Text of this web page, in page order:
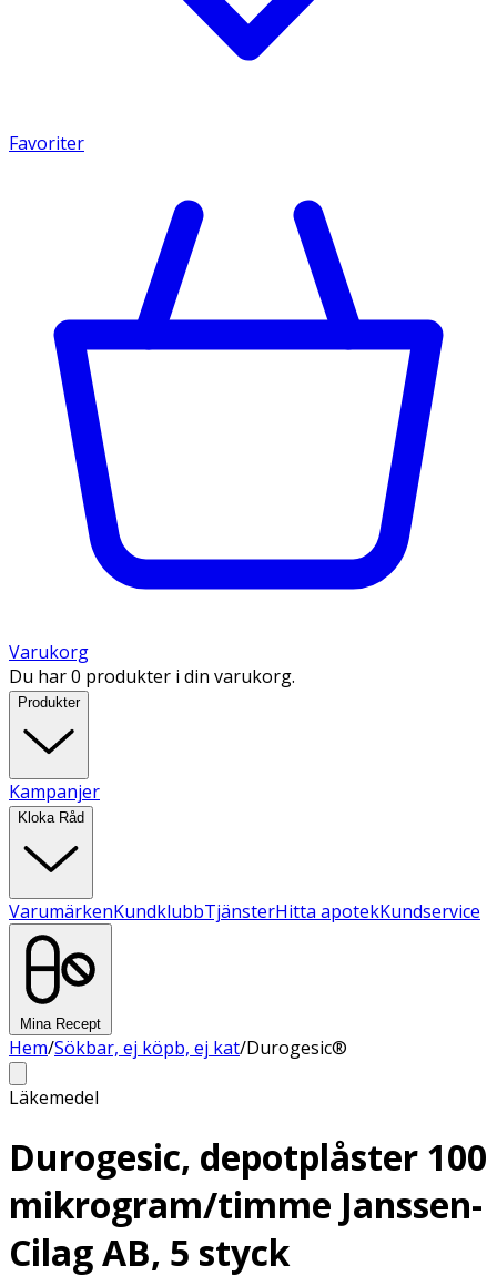
Favoriter
Varukorg
Du har 0 produkter i din varukorg.
Produkter
Kampanjer
Kloka Råd
VarumärkenKundklubbTjänsterHitta apotekKundservice
Mina Recept
Hem/Sökbar, ej köpb, ej kat/Durogesic®
Läkemedel
Durogesic, depotplåster 100
mikrogram/timme Janssen-
Cilag AB, 5 styck